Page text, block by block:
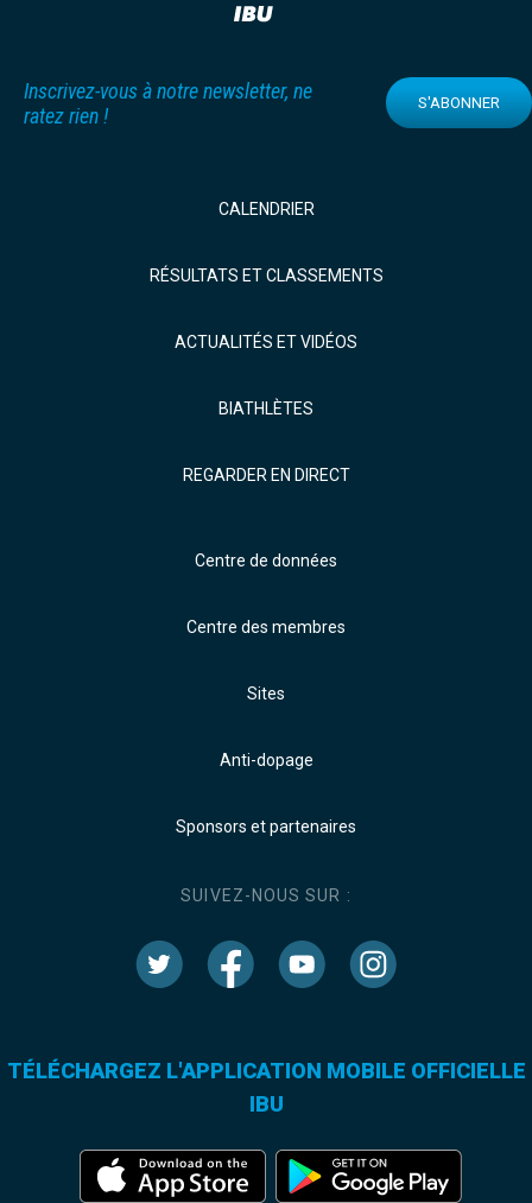
Inscrivez-vous à notre newsletter, ne
ratez rien !
S'ABONNER
CALENDRIER
RÉSULTATS ET CLASSEMENTS
ACTUALITÉS ET VIDÉOS
BIATHLÈTES
REGARDER EN DIRECT
Centre de données
Centre des membres
Sites
Anti-dopage
Sponsors et partenaires
SUIVEZ-NOUS SUR :
TÉLÉCHARGEZ L'APPLICATION MOBILE OFFICIELLE
IBU